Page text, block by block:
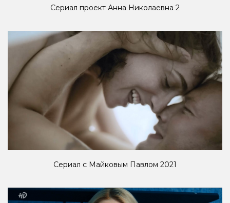
Сериал проект Анна Николаевна 2
Сериал с Майковым Павлом 2021